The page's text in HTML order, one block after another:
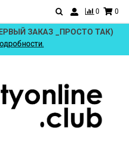
0 0
ЗАКАЗ _ПРОСТО ТАК)